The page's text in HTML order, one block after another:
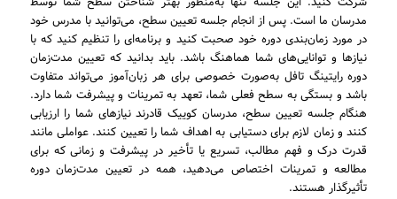
مدرسان ما است. پس از انجام جلسه تعیین سطح، می‌توانید با مدرس خود
در مورد زمان‌بندی دوره خود صحبت کنید و برنامه‌ای را تنظیم کنید که با
نیازها و توانایی‌های شما هماهنگ باشد. باید بدانید که تعیین مدت‌زمان
دوره رایتینگ تافل به‌صورت خصوصی برای هر زبان‌آموز می‌تواند متفاوت
باشد و بستگی به سطح فعلی شما، تعهد به تمرینات و پیشرفت شما دارد.
هنگام جلسه تعیین سطح، مدرسان کوییک قادرند نیازهای شما را ارزیابی
کنند و زمان لازم برای دستیابی به اهداف شما را تعیین کنند. عواملی مانند
قدرت درک و فهم مطالب، تسریع یا تأخیر در پیشرفت و زمانی که برای
مطالعه و تمرینات اختصاص می‌دهید، همه در تعیین مدت‌زمان دوره
تأثیرگذار هستند.